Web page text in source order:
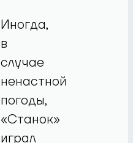
Иногда,
в
случае
ненастной
погоды,
«Станок»
играл